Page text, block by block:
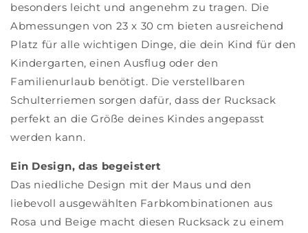
besonders leicht und angenehm zu tragen. Die
Abmessungen von 23 x 30 cm bieten ausreichend
Platz für alle wichtigen Dinge, die dein Kind für den
Kindergarten, einen Ausflug oder den
Familienurlaub benötigt. Die verstellbaren
Schulterriemen sorgen dafür, dass der Rucksack
perfekt an die Größe deines Kindes angepasst
werden kann.
Ein Design, das begeistert
Das niedliche Design mit der Maus und den
liebevoll ausgewählten Farbkombinationen aus
Rosa und Beige macht diesen Rucksack zu einem